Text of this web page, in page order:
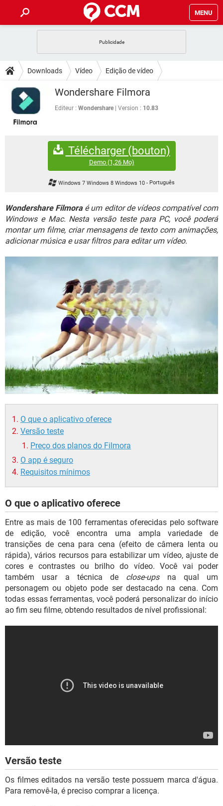
MENU
CELULAR FACEBOOK
OUTLOOK EXCEL
INSTAGRAM GMAIL
GUIA DE COMPRAS
DICAS
JOGOS
CELULAR
OUTLOOK
GUIA DE COMPRAS
DOWNLOADS
JOGOS WHATSAPP
CELULAR
EXCEL
GMAIL
FÓRUM
FACEBOOK
EXCEL
GMAIL
WHATSAPP
INSTAGRAM GMAIL
GUIA DE COMPRAS
Downloads Vídeo Edição de vídeo
Wondershare Filmora
Editeur : Wondershare Version : 10.83
Télécharger (bouton)
Demo(1,26 Mo)
Windows 7 Windows 8 Windows 10- Português
Wondershare Filmoraé um editor de vídeos compatível com
Windows e Mac. Nesta versão teste para PC, você poderá
montar um filme, criar mensagens de texto com animações,
adicionar música e usar filtros para editar um vídeo.
O que o aplicativo oferece
Versão teste
Preço dos planos do Filmora
O app é seguro
Requisitos mínimos
O que o aplicativo oferece
Entre as mais de 100 ferramentas oferecidas pelo software
de edição, você encontra uma ampla variedade de
transições de cena para cena (efeito de câmera lenta ou
rápida), vários recursos para estabilizar um vídeo, ajuste de
cores e contrastes ou brilho do vídeo. Você vai poder
também usar a técnica de close-upsna qual um
personagem ou objeto pode ser destacado na cena. Com
todas essas ferramentas, você poderá personalizar do início
ao fim seu filme, obtendo resultados de nível profissional:
Versão teste
Os filmes editados na versão teste possuem marca d'água.
Para removê-la, é preciso comprar a licença.